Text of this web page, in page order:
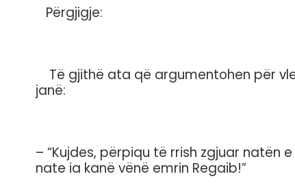
Përgjigje:
Të gjithë ata që argumentohen për
janë:
– “Kujdes, përpiqu të rrish zgjuar natën
nate ia kanë vënë emrin Regaib!”